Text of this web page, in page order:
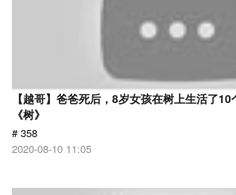
【越哥】爸爸死后，8岁女孩在树上生活了
《树》
# 358
2020-08-10 11:05